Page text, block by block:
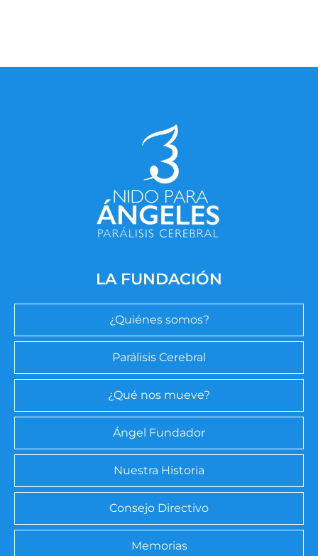
LA FUNDACIÓN
¿Quiénes somos?
Parálisis Cerebral
¿Qué nos mueve?
Ángel Fundador
Nuestra Historia
Consejo Directivo
Memorias